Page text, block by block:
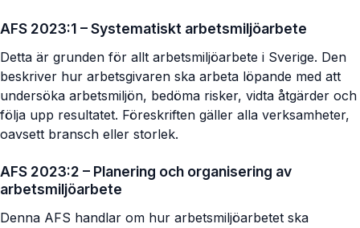
AFS 2023:1 – Systematiskt arbetsmiljöarbete
Detta är grunden för allt arbetsmiljöarbete i Sverige. Den
beskriver hur arbetsgivaren ska arbeta löpande med att
undersöka arbetsmiljön, bedöma risker, vidta åtgärder och
följa upp resultatet. Föreskriften gäller alla verksamheter,
oavsett bransch eller storlek.
AFS 2023:2 – Planering och organisering av
arbetsmiljöarbete
Denna AFS handlar om hur arbetsmiljöarbetet ska